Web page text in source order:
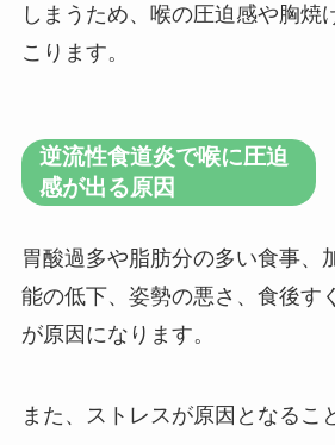
しまうため、喉の圧迫感や胸焼
こります。
逆流性食道炎で喉に圧迫
感が出る原因
胃酸過多や脂肪分の多い食事、
能の低下、姿勢の悪さ、食後す
が原因になります。
また、ストレスが原因となるこ